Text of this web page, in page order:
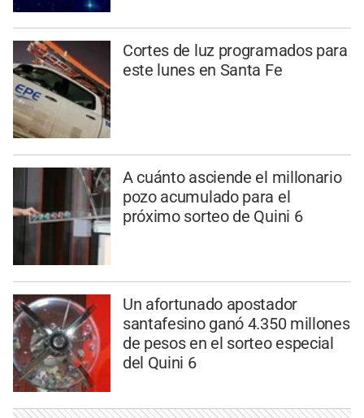
Cortes de luz programados para
este lunes en Santa Fe
A cuánto asciende el millonario
pozo acumulado para el
próximo sorteo de Quini 6
Un afortunado apostador
santafesino ganó 4.350 millones
de pesos en el sorteo especial
del Quini 6